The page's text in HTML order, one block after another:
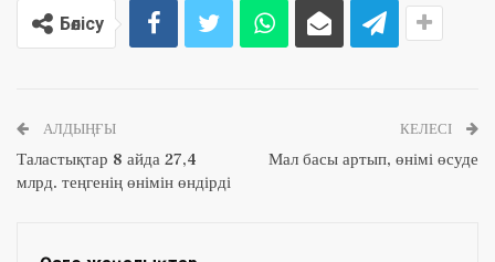
Бөлісу
АЛДЫҢҒЫ
Таластықтар 8 айда 27,4
млрд. теңгенің өнімін өндірді
КЕЛЕСІ
Мал басы артып, өнімі өсуде